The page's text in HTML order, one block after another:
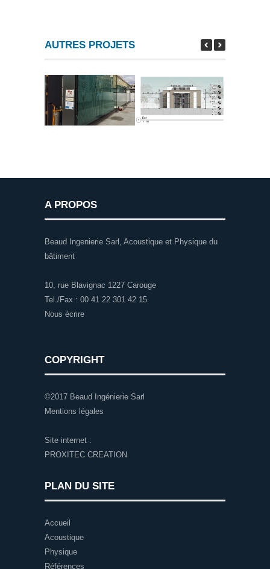
AUTRES PROJETS
A PROPOS
Beaud Ingenierie Sarl, Acoustique et Physique du
bâtiment
10, rue Blavignac 1227 Carouge
Tel./Fax : 00 41 22 301 42 15
Nous écrire
COPYRIGHT
©2017 Beaud Ingénierie Sarl
Mentions légales
Site internet :
PROXITEC CREATION
PLAN DU SITE
Accueil
Acoustique
Physique
Références